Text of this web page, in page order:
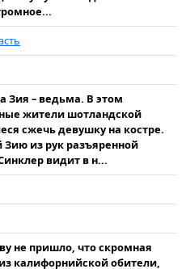
Зия – ведьма. В этом
жители шотландской
сжечь девушку на костре.
из рук разъяренной
видит в н...
не пришло, что скромная
калифорнийской обители,